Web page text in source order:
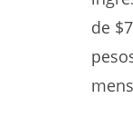
de